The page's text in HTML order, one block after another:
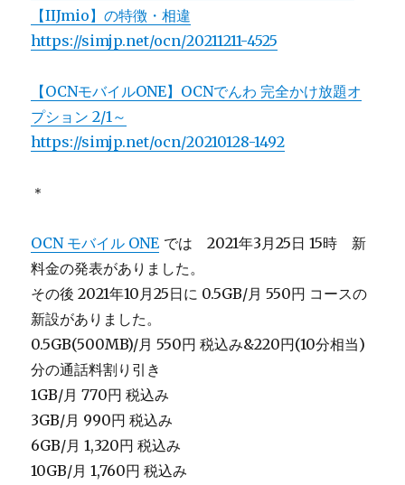
【IIJmio】の特徴・相違
https://simjp.net/ocn/20211211-4525
【OCNモバイルONE】OCNでんわ 完全かけ放題オ
プション 2/1～
https://simjp.net/ocn/20210128-1492
＊
OCN モバイル ONE では 2021年3月25日 15時 新
料金の発表がありました。
その後 2021年10月25日に 0.5GB/月 550円 コースの
新設がありました。
0.5GB(500MB)/月 550円 税込み&220円(10分相当)
分の通話料割り引き
1GB/月 770円 税込み
3GB/月 990円 税込み
6GB/月 1,320円 税込み
10GB/月 1,760円 税込み